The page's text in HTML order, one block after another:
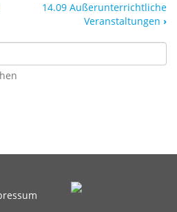
14.09 Außerunterrichtliche
Veranstaltungen ›